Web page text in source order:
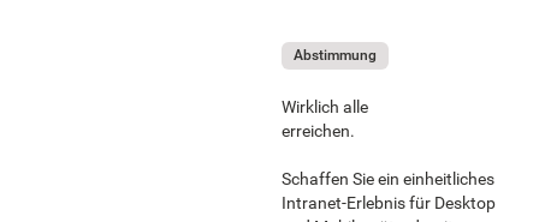
Abstimmung
Wirklich alle
erreichen.
Schaffen Sie ein einheitliches
Intranet-Erlebnis für Desktop